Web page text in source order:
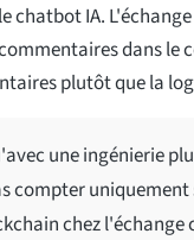
chatbot IA.
dans le
plutôt que la
une ingénierie
compter
chez l'échange